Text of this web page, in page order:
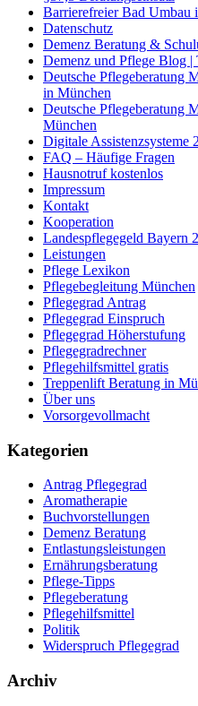
Barrierefreier Bad Umbau
Datenschutz
Demenz Beratung &
Demenz und Pflege Blog
Deutsche Pflegeberatung
in München
Deutsche Pflegeberatung
München
Digitale Assistenzsysteme
FAQ – Häufige Fragen
Hausnotruf kostenlos
Impressum
Kontakt
Kooperation
Landespflegegeld Bayern
Leistungen
Pflege Lexikon
Pflegebegleitung München
Pflegegrad Antrag
Pflegegrad Einspruch
Pflegegrad Höherstufung
Pflegegradrechner
Pflegehilfsmittel gratis
Treppenlift Beratung in
Über uns
Vorsorgevollmacht
Kategorien
Antrag Pflegegrad
Aromatherapie
Buchvorstellungen
Demenz Beratung
Entlastungsleistungen
Ernährungsberatung
Pflege-Tipps
Pflegeberatung
Pflegehilfsmittel
Politik
Widerspruch Pflegegrad
Archiv